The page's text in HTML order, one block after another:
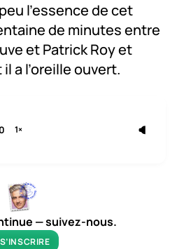
l’essence de cet
de minutes entre
et Patrick Roy et
a l’oreille ouvert.
1×
— suivez-nous.
S’INSCRIRE